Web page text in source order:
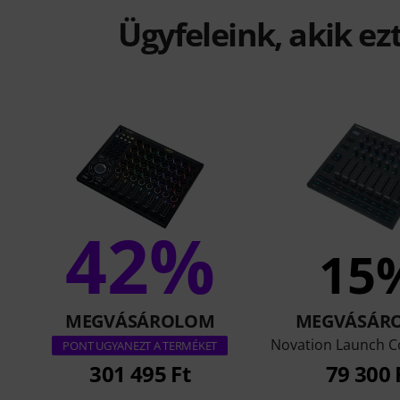
Ügyfeleink, akik
42%
MEGVÁSÁROLOM
PONT UGYANEZT A TERMÉKET
301 495 Ft
Novation Launch
79 300